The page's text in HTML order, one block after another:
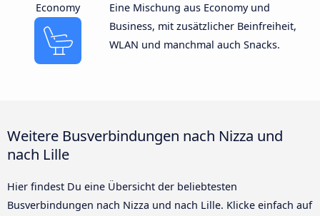
Economy
Eine Mischung aus Economy und
Business, mit zusätzlicher Beinfreiheit,
WLAN und manchmal auch Snacks.
Weitere Busverbindungen nach Nizza und
nach Lille
Hier findest Du eine Übersicht der beliebtesten
Busverbindungen nach Nizza und nach Lille. Klicke einfach auf